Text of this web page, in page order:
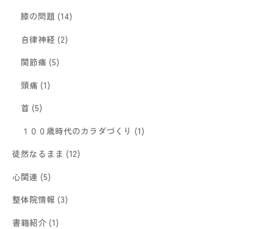
膝の問題 (14)
自律神経 (2)
関節痛 (5)
頭痛 (1)
首 (5)
１００歳時代のカラダづくり (1)
徒然なるまま (12)
心関連 (5)
整体院情報 (3)
書籍紹介 (1)